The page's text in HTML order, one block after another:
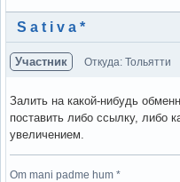
Вне форума
S a t i v a *
Участник Откуда: Тольятти
Залить на какой-нибудь
поставить либо ссылку, либо
увеличением.
Om mani padme hum *